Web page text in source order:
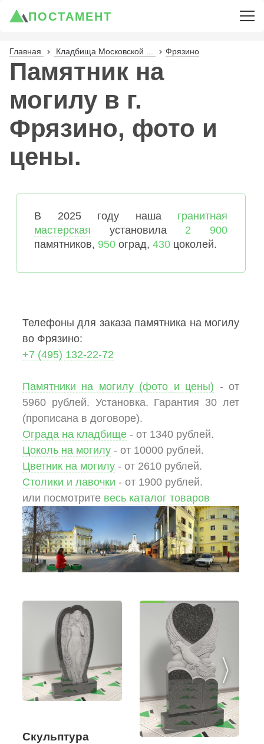
ПОСТАМЕНТ
Главная Кладбища Московской ... Фрязино
Памятник на
могилу в г.
Фрязино, фото и
цены.
В 2025 году наша гранитная
мастерская установила 2 900
памятников, 950 оград, 430 цоколей.
Телефоны для заказа памятника на могилу
во Фрязино:
+7 (495) 132-22-72
Памятники на могилу (фото и цены) - от
5960 рублей. Установка. Гарантия 30 лет
(прописана в договоре).
Ограда на кладбище - от 1340 рублей.
Цоколь на могилу - от 10000 рублей.
Цветник на могилу - от 2610 рублей.
Столики и лавочки - от 1900 рублей.
или посмотрите весь каталог товаров
Скульптура